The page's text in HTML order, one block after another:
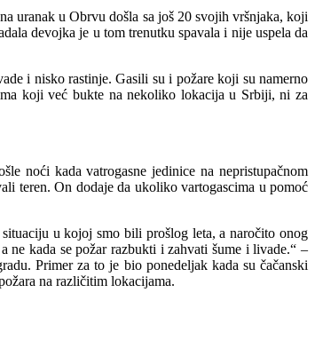
uranak u Obrvu došla sa još 20 svojih vršnjaka, koji
devojka je u tom trenutku spavala i nije uspela da
i nisko rastinje. Gasili su i požare koji su namerno
koji već bukte na nekoliko lokacija u Srbiji, ni za
noći kada vatrogasne jedinice na nepristupačnom
teren. On dodaje da ukoliko vartogascima u pomoć
u kojoj smo bili prošlog leta, a naročito onog
ne kada se požar razbukti i zahvati šume i livade.“ –
Primer za to je bio ponedeljak kada su čačanski
na različitim lokacijama.